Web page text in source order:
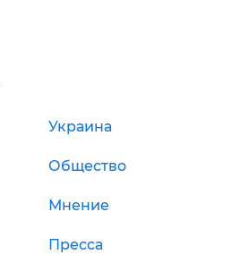
Украина
Общество
Мнение
Пресса